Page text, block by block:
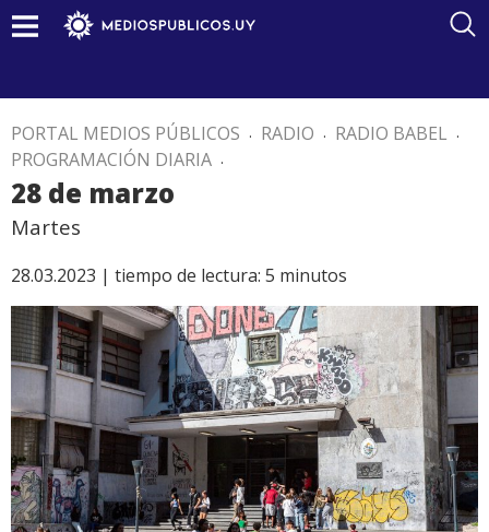
PORTAL MEDIOS PÚBLICOS . RADIO . RADIO BABEL .
PROGRAMACIÓN DIARIA .
28 de marzo
Martes
28.03.2023 | tiempo de lectura: 5 minutos